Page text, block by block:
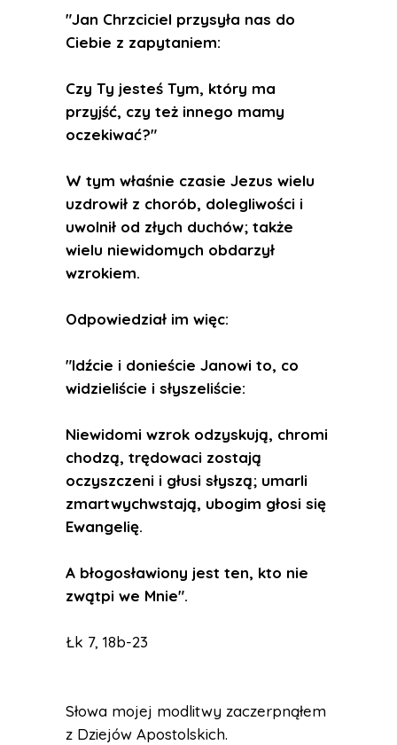
"Jan Chrzciciel przysyła nas do
Ciebie z zapytaniem:
Czy Ty jesteś Tym, który ma
przyjść, czy też innego mamy
oczekiwać?"
W tym właśnie czasie Jezus wielu
uzdrowił z chorób, dolegliwości i
uwolnił od złych duchów; także
wielu niewidomych obdarzył
wzrokiem.
Odpowiedział im więc:
"Idźcie i donieście Janowi to, co
widzieliście i słyszeliście:
Niewidomi wzrok odzyskują, chromi
chodzą, trędowaci zostają
oczyszczeni i głusi słyszą; umarli
zmartwychwstają, ubogim głosi się
Ewangelię.
A błogosławiony jest ten, kto nie
zwątpi we Mnie".
Łk 7, 18b-23
Słowa mojej modlitwy zaczerpnąłem
z Dziejów Apostolskich.